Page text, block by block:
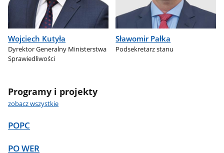
Wojciech Kutyła
Dyrektor Generalny Ministerstwa
Sprawiedliwości
Sławomir Pałka
Podsekretarz stanu
Programy i projekty
zobacz wszystkie
POPC
PO WER